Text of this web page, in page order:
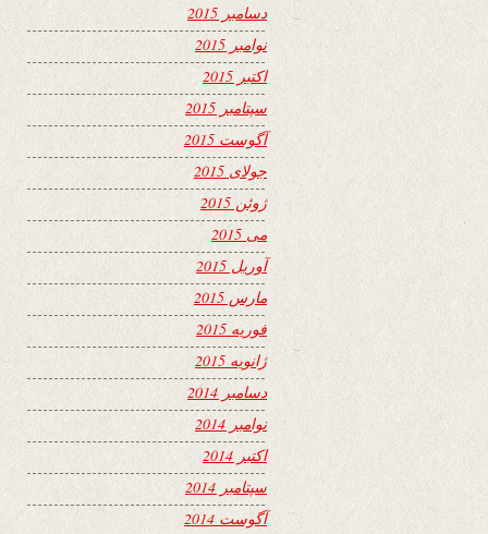
دسامبر 2015
نوامبر 2015
اکتبر 2015
سپتامبر 2015
آگوست 2015
جولای 2015
ژوئن 2015
می 2015
آوریل 2015
مارس 2015
فوریه 2015
ژانویه 2015
دسامبر 2014
نوامبر 2014
اکتبر 2014
سپتامبر 2014
آگوست 2014